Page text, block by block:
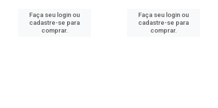
Faça seu login ou
cadastre-se para
comprar.
Faça seu login ou
cadastre-se para
comprar.